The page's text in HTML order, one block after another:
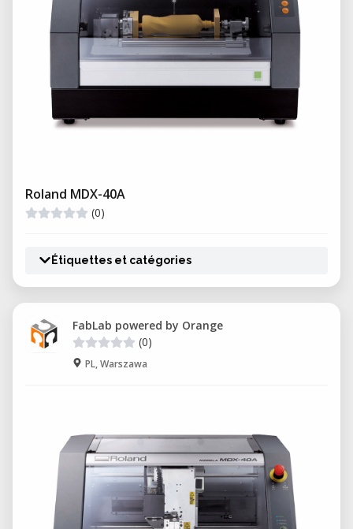
Roland MDX-40A
(0)
Étiquettes et catégories
FabLab powered by Orange
(0)
PL, Warszawa